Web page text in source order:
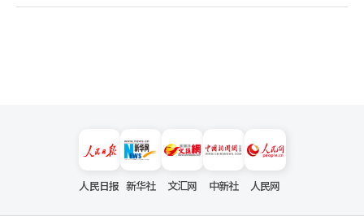
人民日报 新华社 文汇网 中新社 人民网